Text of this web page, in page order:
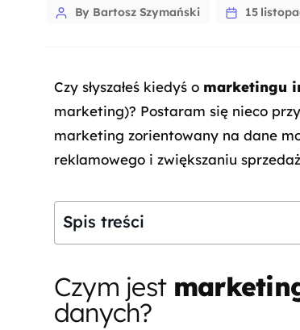
By Bartosz Szymański 15
Czy słyszałeś kiedyś o marketingu
marketing)? Postaram się nieco
marketing zorientowany na dane
reklamowego i zwiększaniu
Spis treści
Czym jest
danych?